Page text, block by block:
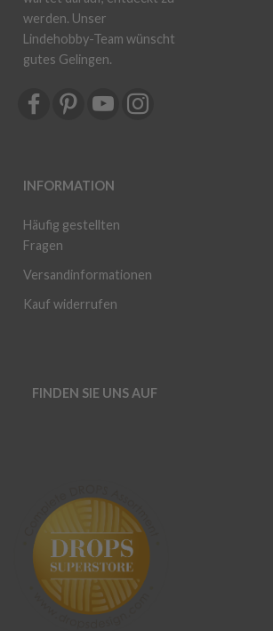
werden. Unser
Lindehobby-Team wünscht
gutes Gelingen.
INFORMATION
Häufig gestellten
Fragen
Versandinformationen
Kauf widerrufen
FINDEN SIE UNS AUF